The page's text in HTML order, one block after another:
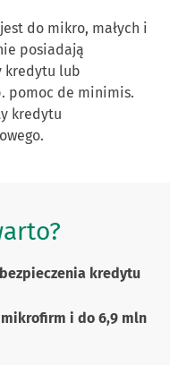
do mikro, małych i
posiadają
kredytu lub
pomoc de minimis.
kredytu
kredytu
mikrofirm i do 6,9 mln